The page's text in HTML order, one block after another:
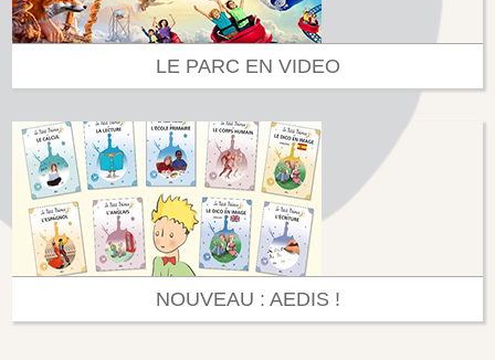
LE PARC EN VIDEO
NOUVEAU : AEDIS !